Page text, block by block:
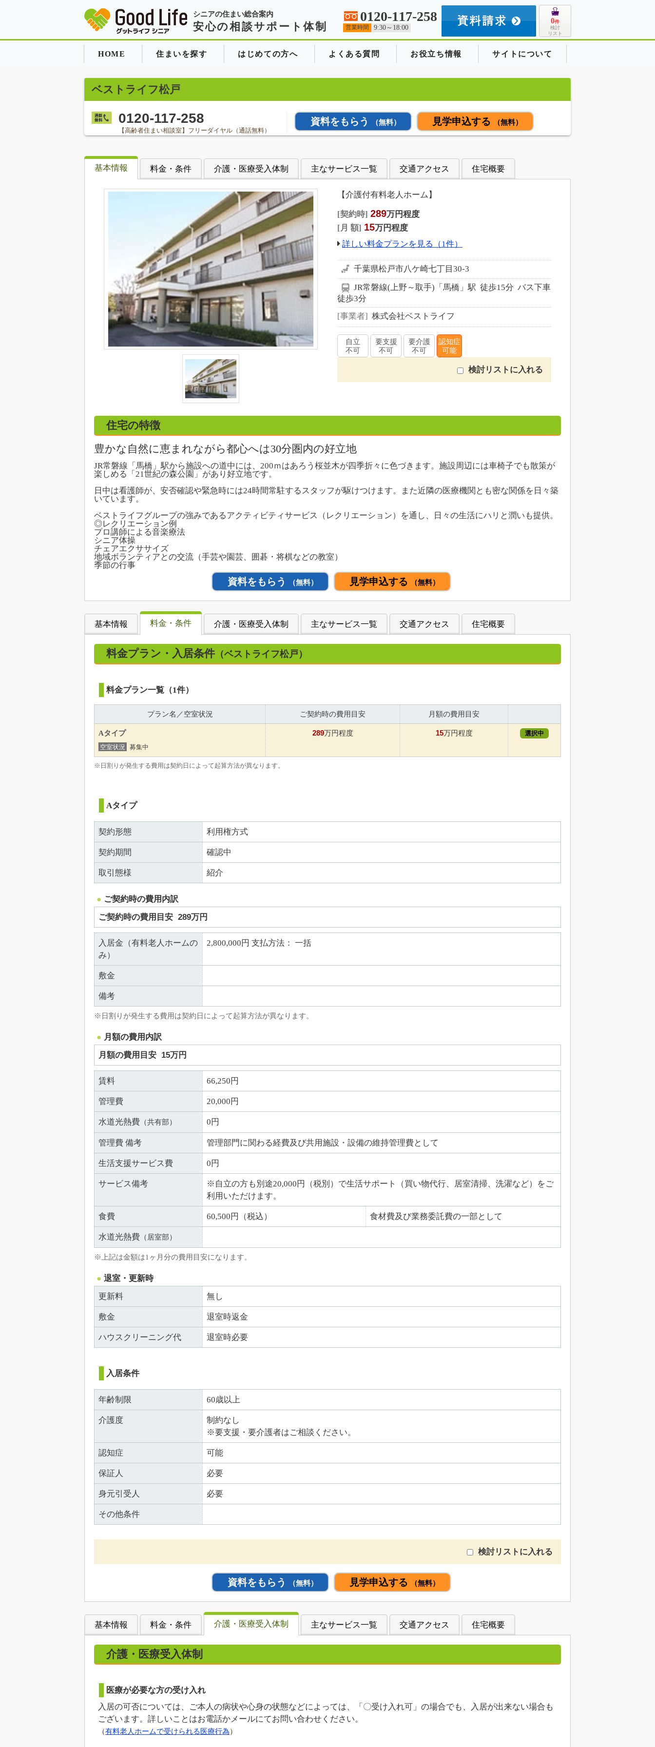
シニアの住まい総合案内
安心の相談サポート体制
0120-117-258
営業時間 9:30～18:00
0件
検討
リスト
HOME 住まいを探す はじめての方へ よくある質問 お役立ち情報 サイトについて
ベストライフ松戸
0120-117-258
【高齢者住まい相談室】フリーダイヤル（通話無料）
資料をもらう （無料） 見学申込する （無料）
基本情報 料金・条件 介護・医療受入体制 主なサービス一覧 交通アクセス 住宅概要
【介護付有料老人ホーム】
契約時 289万円程度
月 額
15万円程度
詳しい料金プランを見る（1件）
千葉県松戸市八ケ崎七丁目30-3
JR常磐線(上野～取手)「馬橋」駅 徒歩15分 バス下車
徒歩3分
事業者
株式会社ベストライフ
自立
不可
要支援
不可
要介護
不可
認知症
可能
検討リストに入れる
住宅の特徴
豊かな自然に恵まれながら都心へは30分圏内の好立地
JR常磐線「馬橋」駅から施設への道中には、200ｍはあろう桜並木が四季折々に色づきます。施設周辺には車椅子でも散策が
楽しめる「21世紀の森公園」があり好立地です。
日中は看護師が、安否確認や緊急時には24時間常駐するスタッフが駆けつけます。また近隣の医療機関とも密な関係を日々築
いています。
ベストライフグループの強みであるアクティビティサービス（レクリエーション）を通し、日々の生活にハリと潤いも提供。
◎レクリエーション例
プロ講師による音楽療法
シニア体操
チェアエクササイズ
地域ボランティアとの交流（手芸や園芸、囲碁・将棋などの教室）
季節の行事
資料をもらう （無料） 見学申込する （無料）
基本情報 料金・条件 介護・医療受入体制 主なサービス一覧 交通アクセス 住宅概要
料金プラン・入居条件 （ベストライフ松戸）
料金プラン一覧（1件）
プラン名／空室状況 ご契約時の費用目安 月額の費用目安
Aタイプ
空室状況 募集中
289万円程度 15万円程度 選択中
※日割りが発生する費用は契約日によって起算方法が異なります。
Aタイプ
契約形態 利用権方式
契約期間 確認中
取引態様 紹介
ご契約時の費用内訳
ご契約時の費用目安 289万円
入居金（有料老人ホームの
み）
2,800,000円 支払方法： 一括
敷金
備考
※日割りが発生する費用は契約日によって起算方法が異なります。
月額の費用内訳
月額の費用目安 15万円
賃料 66,250円
管理費 20,000円
水道光熱費 （共有部） 0円
管理費 備考 管理部門に関わる経費及び共用施設・設備の維持管理費として
生活支援サービス費 0円
サービス備考
※自立の方も別途20,000円（税別）で生活サポート（買い物代行、居室清掃、洗濯など）をご
利用いただけます。
食費 60,500円（税込） 食材費及び業務委託費の一部として
水道光熱費 （居室部）
※上記は金額は1ヶ月分の費用目安になります。
退室・更新時
更新料
無し
敷金 退室時返金
ハウスクリーニング代 退室時必要
入居条件
年齢制限 60歳以上
介護度
制約なし
※要支援・要介護者はご相談ください。
認知症 可能
保証人 必要
身元引受人 必要
その他条件
検討リストに入れる
資料をもらう （無料） 見学申込する （無料）
基本情報 料金・条件 介護・医療受入体制 主なサービス一覧 交通アクセス 住宅概要
介護・医療受入体制
医療が必要な方の受け入れ
入居の可否については、ご本人の病状や心身の状態などによっては、「〇受け入れ可」の場合でも、入居が出来ない場合も
ございます。詳しいことはお電話かメールにてお問い合わせください。
（有料老人ホームで受けられる医療行為）